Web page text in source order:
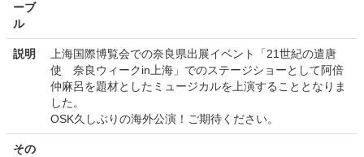
ーブ
ル
説明
上海国際博覧会での奈良県出展イベント「21世紀の遣唐
使 奈良ウィークin上海」でのステージショーとして阿倍
仲麻呂を題材としたミュージカルを上演することとなりま
した。
OSK久しぶりの海外公演！ご期待ください。
その